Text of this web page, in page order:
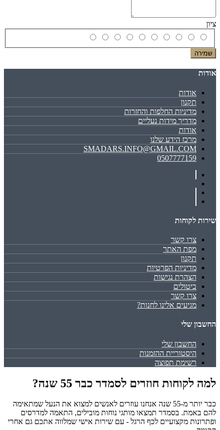
ציון
שמירה
אודות
אודות
תקנון
מדיניות החלפות והחזרות
מדריך מידות נעליים
אודות
מרכז הידע שלנו
SMADARS.INFO@GMAIL.COM
0507777159
שירות לקוחות
צרו קשר
מפת האתר
תקנון
מדיניות הפרטיות
הצהרת נגישות
ביטולים
צרו קשר
מגיעים אלינו לחנות?
החשבון שלי
החשבון שלי
היסטוריית ההזמנות
רשימת תפוצה
למה לקוחות חוזרים לסמדר כבר 55 שנה?
כבר יותר מ-55 שנה אנחנו עוזרים לאנשים למצוא את הנעל שמתאימה
להם באמת. בסמדר תמצאו מותגי נוחות מובילים, התאמה למדרסים
ופתרונות מקצועיים לכף הרגל - עם שירות אישי שמלווה אתכם גם אחרי